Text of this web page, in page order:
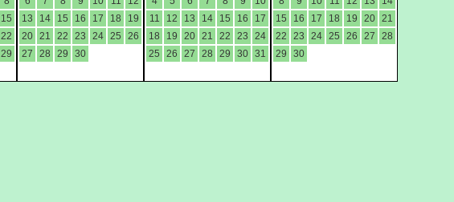
15
22
29
13
14 15 16 17 18
19
20 21 22 23 24 25
26
27
28 29 30
11
12 13 14 15 16
17
18
19 20 21 22 23
24
25
26 27 28 29 30 31
15
16 17 18 19 20 21
22
23 24 25 26 27
28
29
30